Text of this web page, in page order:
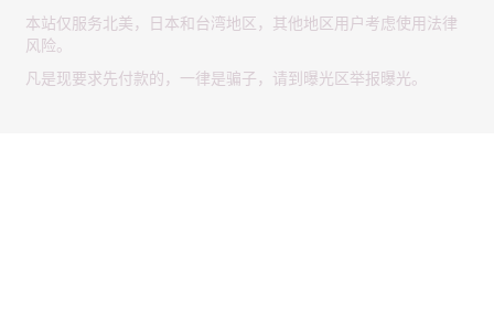
本站仅服务北美，日本和台湾地区，其他地区用户考虑使用法律
风险。
凡是现要求先付款的，一律是骗子，请到曝光区举报曝光。